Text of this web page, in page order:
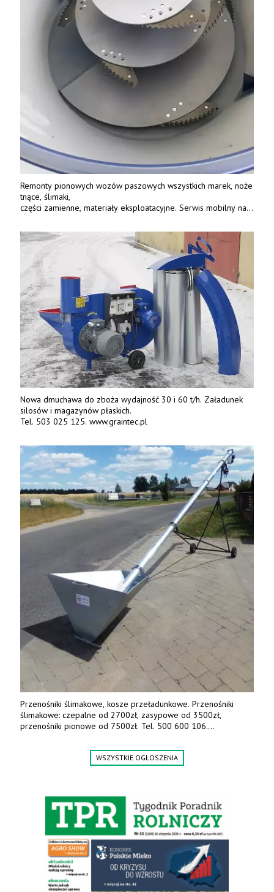
Remonty pionowych wozów paszowych wszystkich marek, noże
tnące, ślimaki,
części zamienne, materiały eksploatacyjne. Serwis mobilny na
Tel.: 61 285 38 61, 603 626 688.
Nowa dmuchawa do zboża wydajność 30 i 60 t/h. Załadunek
silosów i magazynów płaskich.
Tel. 503 025 125. www.graintec.pl
Przenośniki ślimakowe, kosze przeładunkowe. Przenośniki
ślimakowe: czepalne od 2700zł, zasypowe od 3500zł,
przenośniki pionowe od 7500zł. Tel. 500 600 106.
WSZYSTKIE OGŁOSZENIA